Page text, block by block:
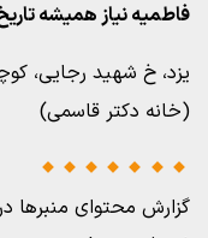
فاطمیه نیاز همیشه
یزد، خ شهید رجایی،
(خانه دکتر قاسمی)
گزارش محتوای منبرها